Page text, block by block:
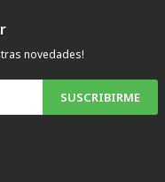
novedades!
SUSCRIBIRME